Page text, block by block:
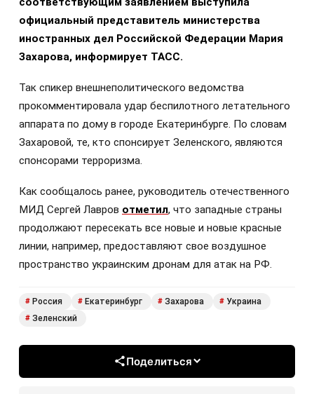
официальный представитель министерства
иностранных дел Российской Федерации Мария
Захарова, информирует ТАСС.
Так спикер внешнеполитического ведомства
прокомментировала удар беспилотного летательного
аппарата по дому в городе Екатеринбурге. По словам
Захаровой, те, кто спонсирует Зеленского, являются
спонсорами терроризма.
Как сообщалось ранее, руководитель отечественного
МИД Сергей Лавров отметил, что западные страны
продолжают пересекать все новые и новые красные
линии, например, предоставляют свое воздушное
пространство украинским дронам для атак на РФ.
# Россия # Екатеринбург # Захарова # Украина
# Зеленский
Поделиться